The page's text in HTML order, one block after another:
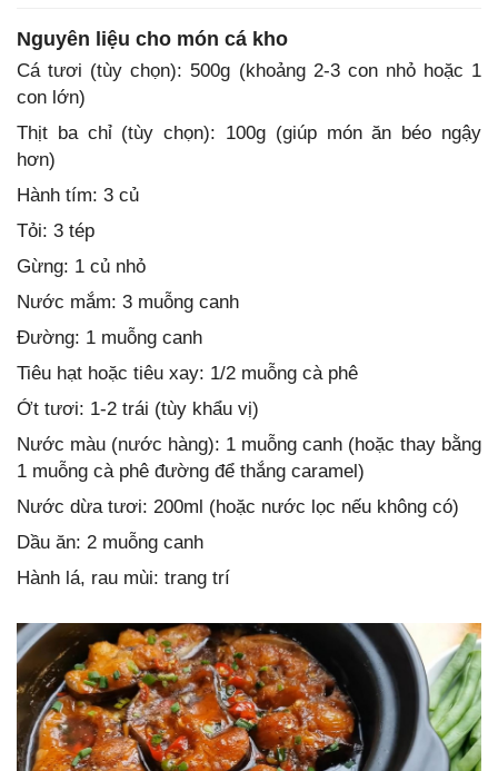
Nguyên liệu cho món cá kho
Cá tươi (tùy chọn): 500g (khoảng 2-3 con nhỏ hoặc 1
con lớn)
Thịt ba chỉ (tùy chọn): 100g (giúp món ăn béo ngậy
hơn)
Hành tím: 3 củ
Tỏi: 3 tép
Gừng: 1 củ nhỏ
Nước mắm: 3 muỗng canh
Đường: 1 muỗng canh
Tiêu hạt hoặc tiêu xay: 1/2 muỗng cà phê
Ớt tươi: 1-2 trái (tùy khẩu vị)
Nước màu (nước hàng): 1 muỗng canh (hoặc thay bằng
1 muỗng cà phê đường để thắng caramel)
Nước dừa tươi: 200ml (hoặc nước lọc nếu không có)
Dầu ăn: 2 muỗng canh
Hành lá, rau mùi: trang trí